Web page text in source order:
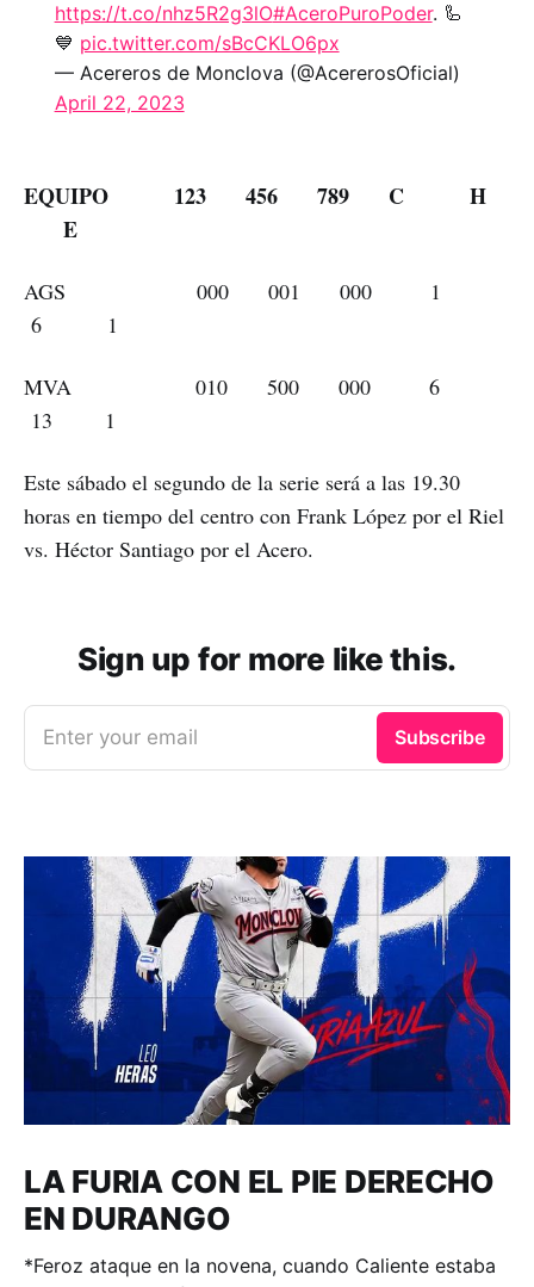
https://t.co/nhz5R2g3lO#AceroPuroPoder. 🦾
💙 pic.twitter.com/sBcCKLO6px
— Acereros de Monclova (@AcererosOficial)
April 22, 2023
EQUIPO 123 456 789 C H
E
AGS 000 001 000 1
6 1
MVA 010 500 000 6
13 1
Este sábado el segundo de la serie será a las 19.30
horas en tiempo del centro con Frank López por el Riel
vs. Héctor Santiago por el Acero.
Sign up for more like this.
Enter your email Subscribe
LA FURIA CON EL PIE DERECHO
EN DURANGO
*Feroz ataque en la novena, cuando Caliente estaba